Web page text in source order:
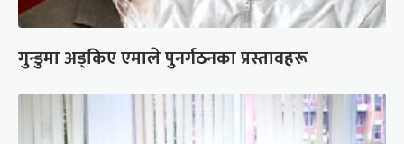
गुन्डुमा अड्किए एमाले पुनर्गठनका प्रस्तावहरू